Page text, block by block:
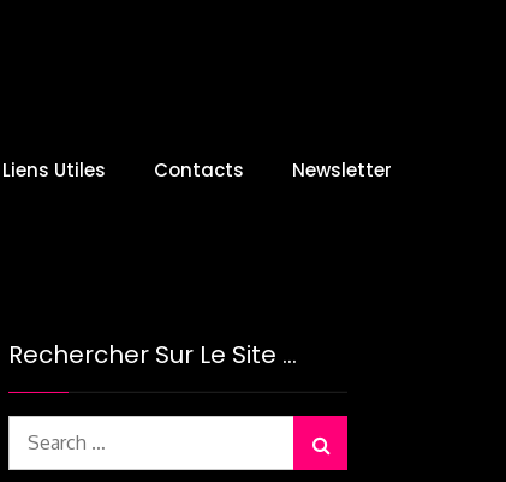
Liens Utiles Contacts Newsletter
Rechercher Sur Le Site …
for: